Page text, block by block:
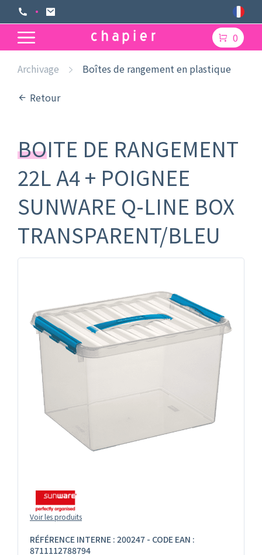
0
Archivage Boîtes de rangement en plastique
Retour
BOITE DE RANGEMENT
22L A4 + POIGNEE
SUNWARE Q-LINE BOX
TRANSPARENT/BLEU
RÉFÉRENCE INTERNE : 200247 - CODE EAN :
8711112788794
Voir les produits